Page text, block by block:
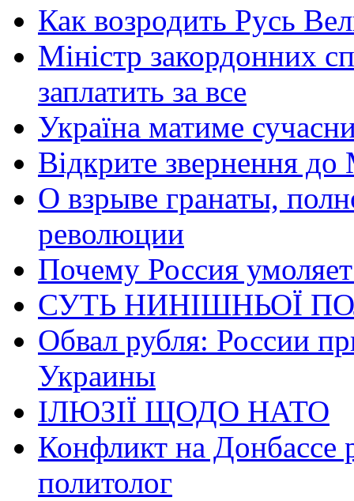
Как возродить Русь
Міністр закордонних
заплатить за все
Україна матиме
Відкрите звернення
О взрыве гранаты,
революции
Почему Россия
СУТЬ НИНІШНЬОЇ
Обвал рубля: России
Украины
ІЛЮЗІЇ ЩОДО НАТО
Конфликт на Донбассе
политолог